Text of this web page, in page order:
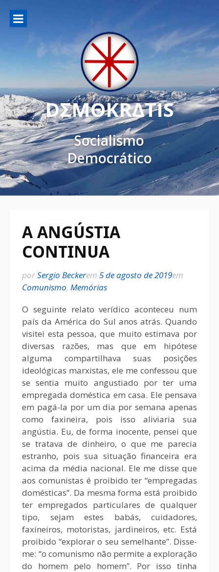
DΣMΘKRΔTIS
Socialismo
Democrático
A ANGÚSTIA
CONTINUA
porSergio Beckerem 5 de agosto de 2019em
Comunismo, Memórias
O seguinte relato verídico aconteceu num
país da América do Sul anos atrás. Quando
visitei esta pessoa, que muito estimava por
diversas razões, mas que em hipótese
alguma compartilhava suas posições
ideológicas marxistas, ele me confessou que
se sentia muito angustiado por ter uma
empregada doméstica em casa. Ele pensava
em pagá-la por um dia por semana apenas
como faxineira, pois isso aliviaria sua
angústia. Eu, de forma inocente, pensei que
se tratava de dinheiro, o que me parecia
estranho, pois sua situação financeira era
acima da média nacional. Ele me disse que
aos comunistas é proibido ter “empregadas
domésticas”. Da mesma forma está proibido
ter empregados particulares de qualquer
tipo, sejam estes babás, cuidadores,
faxineiros, motoristas, jardineiros, etc. Está
proibido “explorar o seu semelhante”. Disse-
me: “o comunismo não permite a exploração
do homem pelo homem”. Por isso tinha